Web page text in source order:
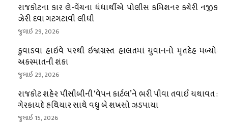
રાજકોટના કાર લે-વેંચના ધંધાર્થીએ પોલીસ કમિશનર કચેરી નજીક
ઝેરી દવા ગટગટાવી લીધી
જુલાઇ 29, 2026
કુવાડવા હાઇવે પરથી ઇજાગ્રસ્ત હાલતમાં યુવાનનો મૃતદેહ મળ્યોઃ
અકસ્માતની શંકા
જુલાઇ 29, 2026
રાજકોટ શહેર પીસીબીની ‘વેપન કાર્ટલ’ને ભરી પીવા તવાઈ યથાવત :
ગેરકાયદે હથિયાર સાથે વધુ બે શખસો ઝડપાયા
જુલાઇ 15, 2026